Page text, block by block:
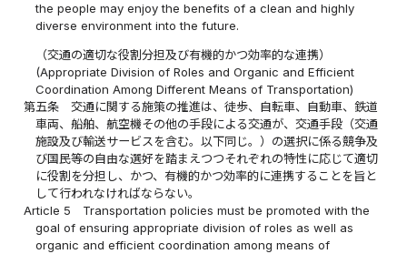
the people may enjoy the benefits of a clean and highly
diverse environment into the future.
（交通の適切な役割分担及び有機的かつ効率的な連携）
(Appropriate Division of Roles and Organic and Efficient
Coordination Among Different Means of Transportation)
第五条
交通に関する施策の推進は、徒歩、自転車、自動車、鉄道
車両、船舶、航空機その他の手段による交通が、交通手段（交通
施設及び輸送サービスを含む。以下同じ。）の選択に係る競争及
び国民等の自由な選好を踏まえつつそれぞれの特性に応じて適切
に役割を分担し、かつ、有機的かつ効率的に連携することを旨と
して行われなければならない。
Article 5
Transportation policies must be promoted with the
goal of ensuring appropriate division of roles as well as
organic and efficient coordination among means of